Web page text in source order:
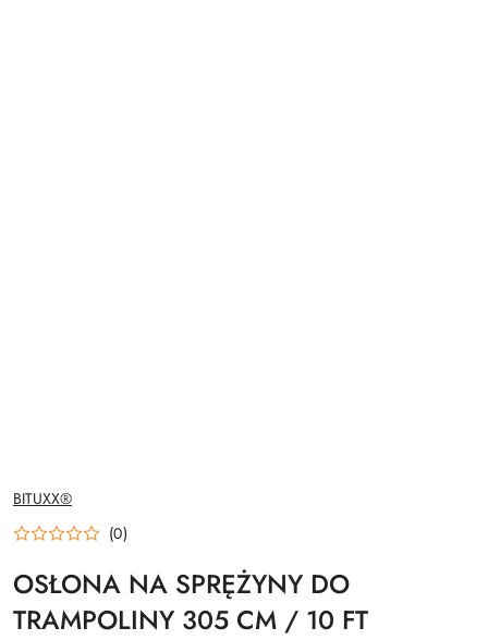
NAZWA
PRODUCENTA:
BITUXX®
(0)
OSŁONA NA SPRĘŻYNY DO
TRAMPOLINY 305 CM / 10 FT